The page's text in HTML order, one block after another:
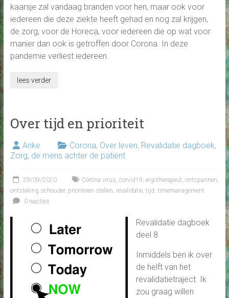
kaarsje zal vandaag branden voor hen, maar ook voor
iedereen die deze ziekte heeft gehad en nog zal krijgen,
de zorg, voor de Horeca, voor iedereen die op wat voor
manier dan ook is getroffen door Corona. In deze
pandemie verliest iedereen.
lees verder
Over tijd en prioriteit
Anke Corona, Over leven, Revalidatie dagboek,
Zorg, de mens achter de patiënt
29/09/2020 Corona virus corvid19 ergotherapeut ontspannen
ontsteking schouder, prioriteien stellen revalidatie, tijd timemanagement
0 reacties
Revalidatie dagboek
deel 8
Inmiddels ben ik over
de helft van het
revalidatietraject. Ik
zou graag willen